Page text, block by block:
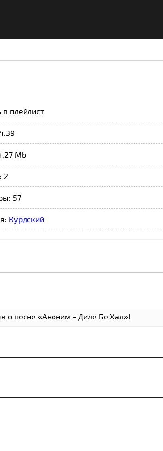
в плейлист
Mb
2
57
Курдский
о песне «Аноним - Диле Бе Хал»!